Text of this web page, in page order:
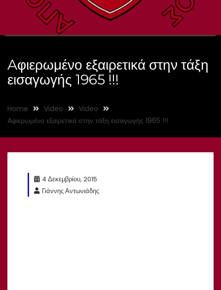
Aφιερωμένο εξαιρετικά στην τάξη
εισαγωγής 1965 !!!
Home Video
Video
Aφιερωμένο εξαιρετικά στην τάξη εισαγωγής 1965 !!!
4 Δεκεμβρίου, 2015
Γιάννης Αντωνιάδης